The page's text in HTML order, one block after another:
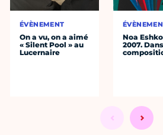
ÉVÈNEMENT
On a vu, on a aimé
« Silent Pool » au
Lucernaire
Noa
2007.